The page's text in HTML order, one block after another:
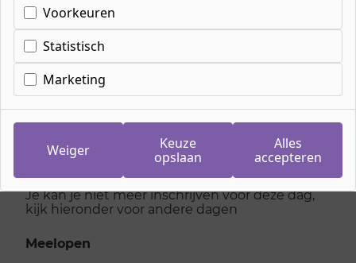
Voorkeuren
Statistisch
Marketing
Weiger
Keuze
opslaan
Alles
accepteren
Inschrijven
meeloopdag
Manager/ondernemer
horeca
dinsdag 23 juni 2026
Je kan je niet meer inschrijven voor deze dag,
kijk hieronder voor andere dagen
Meelopen